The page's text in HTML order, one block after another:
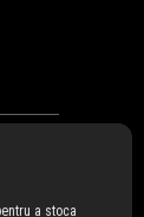
a stoca